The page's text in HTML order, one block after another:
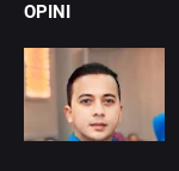
OPINI